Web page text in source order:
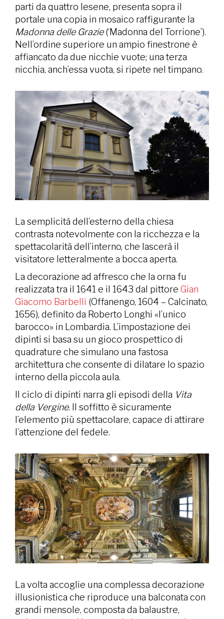
parti da quattro lesene, presenta sopra il
portale una copia in mosaico raffigurante la
Madonna delle Grazie(‘Madonna del Torrione’).
Nell’ordine superiore un ampio finestrone è
affiancato da due nicchie vuote; una terza
nicchia, anch’essa vuota, si ripete nel timpano.
La semplicità dell’esterno della chiesa
contrasta notevolmente con la ricchezza e la
spettacolarità dell’interno, che lascerà il
visitatore letteralmente a bocca aperta.
La decorazione ad affresco che la orna fu
realizzata tra il 1641 e il 1643 dal pittore Gian
Giacomo Barbelli (Offanengo, 1604 – Calcinato,
1656), definito da Roberto Longhi «l’unico
barocco» in Lombardia. L’impostazione dei
dipinti si basa su un gioco prospettico di
quadrature che simulano una fastosa
architettura che consente di dilatare lo spazio
interno della piccola aula.
Il ciclo di dipinti narra gli episodi della Vita
della Vergine. Il soffitto è sicuramente
l’elemento più spettacolare, capace di attirare
l’attenzione del fedele.
La volta accoglie una complessa decorazione
illusionistica che riproduce una balconata con
grandi mensole, composta da balaustre,